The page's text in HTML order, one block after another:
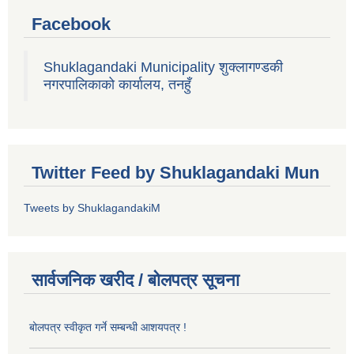
Facebook
Shuklagandaki Municipality शुक्लागण्डकी
नगरपालिकाको कार्यालय, तनहुँ
Twitter Feed by Shuklagandaki Mun
Tweets by ShuklagandakiM
सार्वजनिक खरीद / बोलपत्र सूचना
बोलपत्र स्वीकृत गर्ने सम्बन्धी आशयपत्र !